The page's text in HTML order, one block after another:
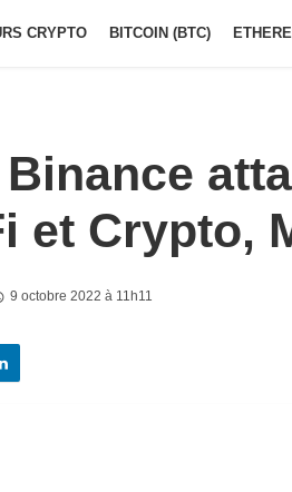
CRYPTO BITCOIN (BTC)
et Crypto,
9 octobre 2022 à 11h11